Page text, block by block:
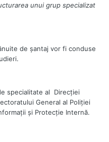
unui grup specializat
de şantaj vor fi conduse
specialitate al Direcţiei
General al Poliției
şi Protecţie Internă.